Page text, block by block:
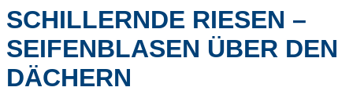
SCHILLERNDE RIESEN –
SEIFENBLASEN ÜBER DEN
DÄCHERN